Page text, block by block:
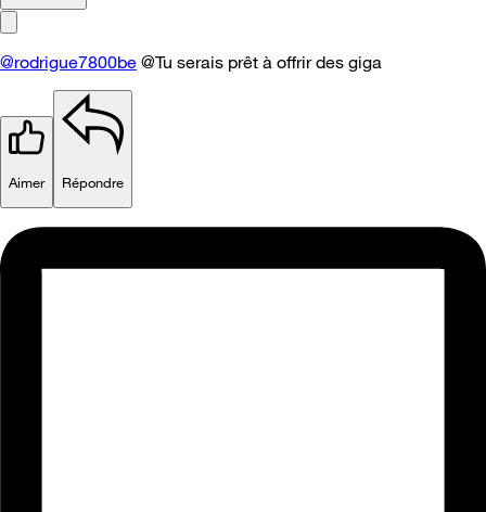
@rodrigue7800be @Tu serais prêt à offrir des giga
Aimer Répondre